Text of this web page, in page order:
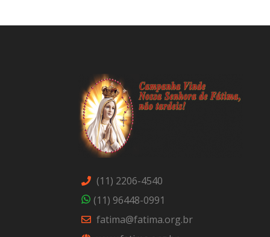
(11) 2206-4540
(11) 96448-0991
fatima@fatima.org.br